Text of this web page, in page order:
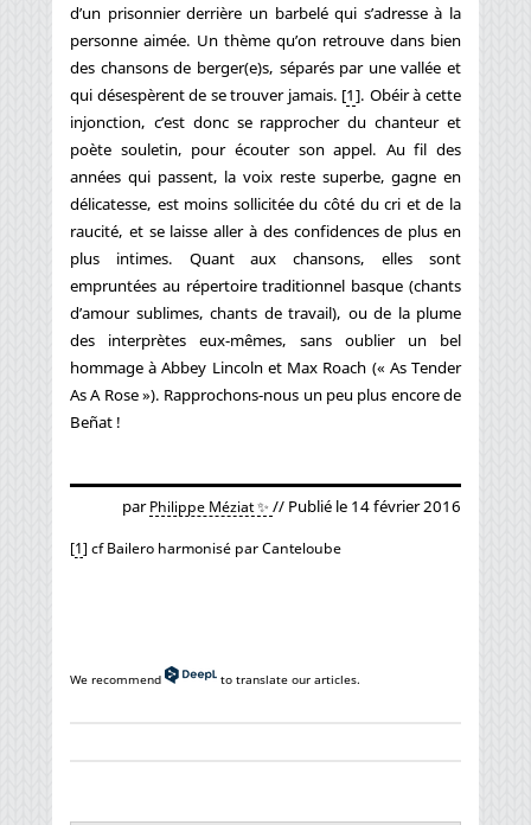
d’un prisonnier derrière un barbelé qui s’adresse à la
personne aimée. Un thème qu’on retrouve dans bien
des chansons de berger(e)s, séparés par une vallée et
qui désespèrent de se trouver jamais. [1]. Obéir à cette
injonction, c’est donc se rapprocher du chanteur et
poète souletin, pour écouter son appel. Au fil des
années qui passent, la voix reste superbe, gagne en
délicatesse, est moins sollicitée du côté du cri et de la
raucité, et se laisse aller à des confidences de plus en
plus intimes. Quant aux chansons, elles sont
empruntées au répertoire traditionnel basque (chants
d’amour sublimes, chants de travail), ou de la plume
des interprètes eux-mêmes, sans oublier un bel
hommage à Abbey Lincoln et Max Roach (« As Tender
As A Rose »). Rapprochons-nous un peu plus encore de
Beñat !
par Philippe Méziat ✨ // Publié le 14 février 2016
[1] cf Bailero harmonisé par Canteloube
We recommend to translate our articles.